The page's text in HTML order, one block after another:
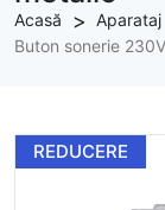
Acasă Aparataj
Buton sonerie
REDUCERE